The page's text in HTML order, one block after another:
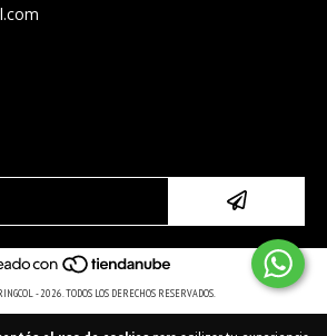
- 2026. TODOS LOS DERECHOS RESERVADOS.